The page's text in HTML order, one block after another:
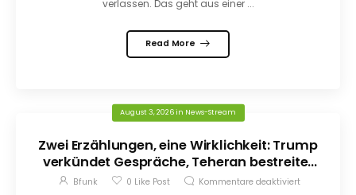
verlassen. Das geht aus einer ...
Read More
August 3, 2026in News-Stream
Zwei Erzählungen, eine Wirklichkeit: Trump
verkündet Gespräche, Teheran bestreitet
sie
Bfunk 0 Like Post Kommentare deaktiviert